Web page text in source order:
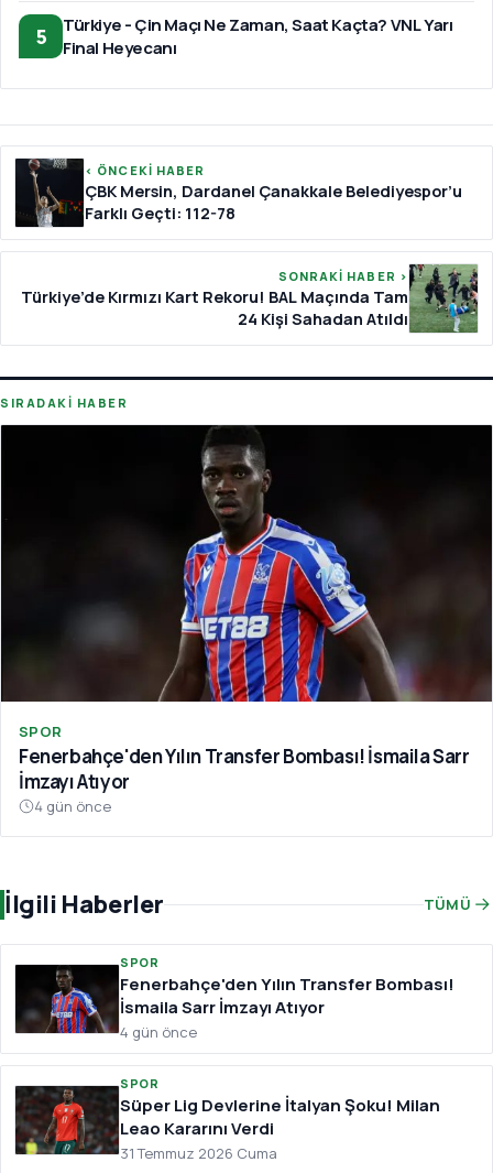
5
Türkiye - Çin Maçı Ne Zaman, Saat Kaçta? VNL Yarı
Final Heyecanı
‹ ÖNCEKİ HABER
ÇBK Mersin, Dardanel Çanakkale Belediyespor’u
Farklı Geçti: 112-78
SONRAKİ HABER ›
Türkiye’de Kırmızı Kart Rekoru! BAL Maçında Tam
24 Kişi Sahadan Atıldı
SIRADAKİ HABER
SPOR
Fenerbahçe'den Yılın Transfer Bombası! İsmaila Sarr
İmzayı Atıyor
4 gün önce
İlgili Haberler TÜMÜ
SPOR
Fenerbahçe'den Yılın Transfer Bombası!
İsmaila Sarr İmzayı Atıyor
4 gün önce
SPOR
Süper Lig Devlerine İtalyan Şoku! Milan
Leao Kararını Verdi
31 Temmuz 2026 Cuma